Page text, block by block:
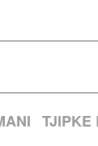
TJIPKE